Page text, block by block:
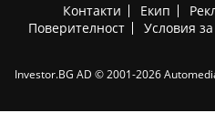
Контакти Екип
Поверителност
Условия
Investor.BG AD © 2001-2026